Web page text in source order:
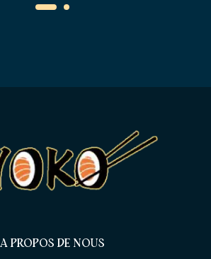
A PROPOS DE NOUS